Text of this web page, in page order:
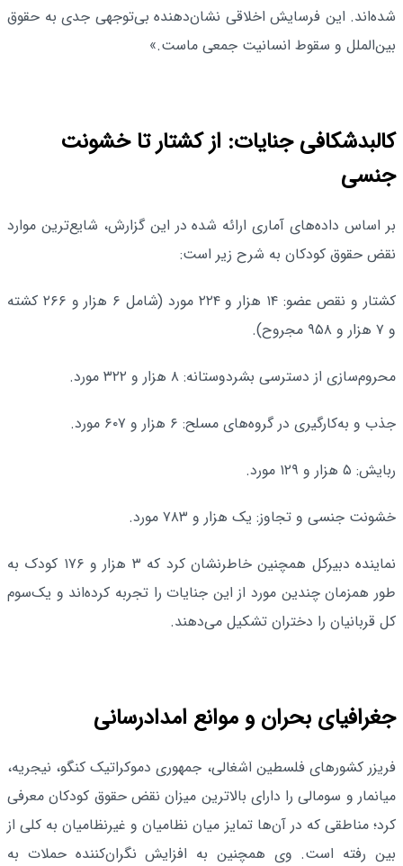
شده‌اند. این فرسایش اخلاقی نشان‌دهنده بی‌توجهی جدی به حقوق
بین‌الملل و سقوط انسانیت جمعی ماست.»
کالبدشکافی جنایات: از کشتار تا خشونت
جنسی
بر اساس داده‌های آماری ارائه شده در این گزارش، شایع‌ترین موارد
نقض حقوق کودکان به شرح زیر است:
کشتار و نقص عضو: ۱۴ هزار و ۲۲۴ مورد (شامل ۶ هزار و ۲۶۶ کشته
و ۷ هزار و ۹۵۸ مجروح).
محروم‌سازی از دسترسی بشردوستانه: ۸ هزار و ۳۲۲ مورد.
جذب و به‌کارگیری در گروه‌های مسلح: ۶ هزار و ۶۰۷ مورد.
ربایش: ۵ هزار و ۱۲۹ مورد.
خشونت جنسی و تجاوز: یک هزار و ۷۸۳ مورد.
نماینده دبیرکل همچنین خاطرنشان کرد که ۳ هزار و ۱۷۶ کودک به
طور همزمان چندین مورد از این جنایات را تجربه کرده‌اند و یک‌سوم
کل قربانیان را دختران تشکیل می‌دهند.
جغرافیای بحران و موانع امدادرسانی
فریزر کشورهای فلسطین اشغالی، جمهوری دموکراتیک کنگو، نیجریه،
میانمار و سومالی را دارای بالاترین میزان نقض حقوق کودکان معرفی
کرد؛ مناطقی که در آن‌ها تمایز میان نظامیان و غیرنظامیان به کلی از
بین رفته است. وی همچنین به افزایش نگران‌کننده حملات به